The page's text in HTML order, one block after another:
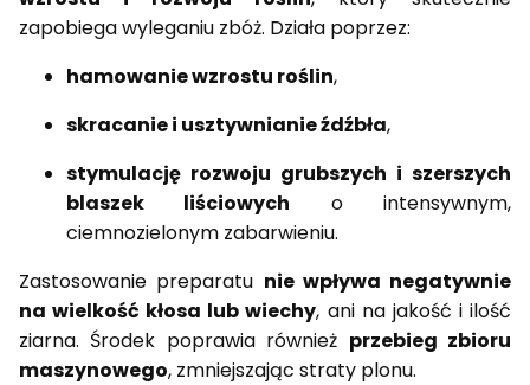
zapobiega wyleganiu zbóż. Działa poprzez:
hamowanie wzrostu roślin,
skracanie i usztywnianie źdźbła,
stymulację rozwoju grubszych i szerszych
blaszek liściowych o intensywnym,
ciemnozielonym zabarwieniu.
Zastosowanie preparatu nie wpływa negatywnie
na wielkość kłosa lub wiechy, ani na jakość i ilość
ziarna. Środek poprawia również przebieg zbioru
maszynowego, zmniejszając straty plonu.